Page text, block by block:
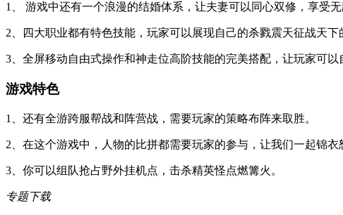
1、 游戏中还有一个浪漫的结婚体系，让夫妻可以同心双修，享受无
2、四大职业都有特色技能，玩家可以展现自己的杀戮震天征战天下
3、全屏移动自由式操作和神走位高阶技能的完美搭配，让玩家可以
游戏特色
1、还有全游跨服帮战和阵营战，需要玩家的策略布阵来取胜。
2、在这个游戏中，人物的比拼都需要玩家的参与，让我们一起锦衣
3、你可以组队抢占野外挂机点，击杀精英怪点燃篝火。
专题下载